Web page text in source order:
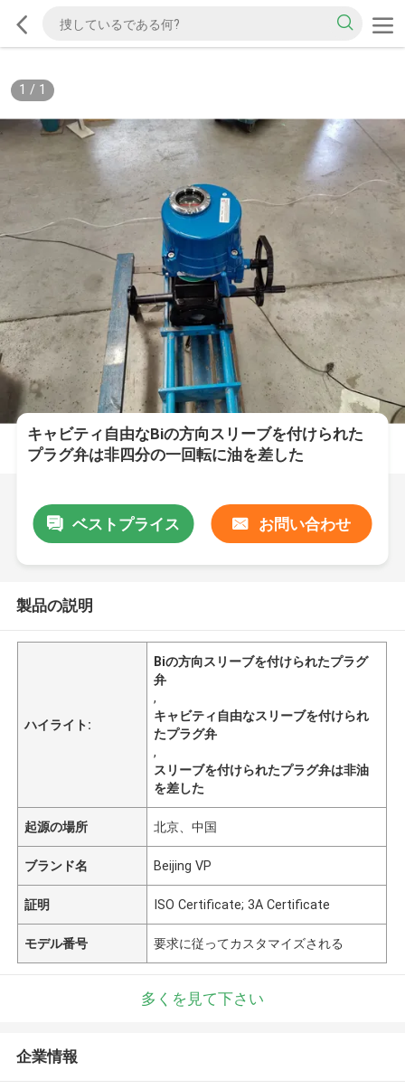
1 / 1
キャビティ自由なBiの方向スリーブを付けられた
プラグ弁は非四分の一回転に油を差した
ベストプライス お問い合わせ
製品の説明
ハイライト:
Biの方向スリーブを付けられたプラグ
弁
,
キャビティ自由なスリーブを付けられ
たプラグ弁
,
スリーブを付けられたプラグ弁は非油
を差した
起源の場所 北京、中国
ブランド名 Beijing VP
証明 ISO Certificate; 3A Certificate
モデル番号 要求に従ってカスタマイズされる
多くを見て下さい
企業情報